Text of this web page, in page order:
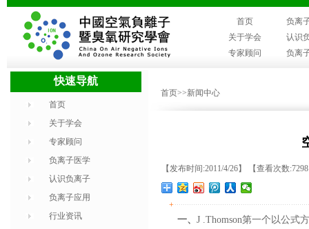
首页
负离
关于学会
认识
专家顾问
负离
快速导航
首页
关于学会
专家顾问
负离子医学
认识负离子
负离子应用
行业资讯
首页>>新闻中心
【发布时间:2011/4/26】 【查看次数
+
一、 J .Thomson第一个以公式